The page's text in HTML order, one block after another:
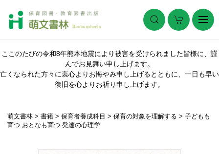
ここのたびの令和8年熊本地震により被害を受けられました皆様に、謹
んでお見舞い申し上げます。
亡くなられた方々に衷心よりお悔やみ申し上げるとともに、一日も早い
復旧を心よりお祈り申し上げます。
萌文書林 > 書籍 > 保育者養成科目 > 保育の対象を理解する > 子どもも
育つ おとなも育つ 発達の心理学